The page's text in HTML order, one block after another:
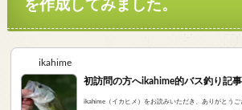
を作成してみました。
ikahime
初訪問の方へikahime的バス釣り記事
ikahime（イカヒメ）をお読みいただき、ありがとう